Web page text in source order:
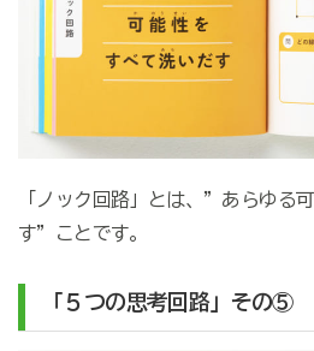
「ノック回路」とは、”あらゆる
す”ことです。
「５つの思考回路」その⑤